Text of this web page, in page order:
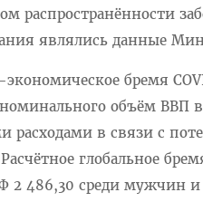
распространённости
являлись данные
бремя
объём ВВП
расходами в связи с
глобальное
2 486,30 среди мужчин